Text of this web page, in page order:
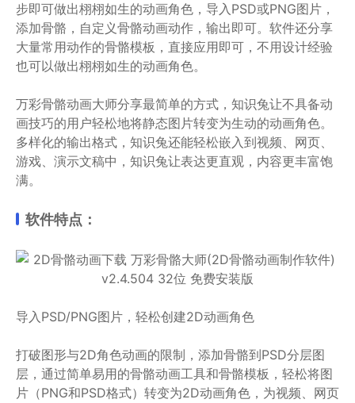
步即可做出栩栩如生的动画角色，导入PSD或PNG图片，
添加骨骼，自定义骨骼动画动作，输出即可。软件还分享
大量常用动作的骨骼模板，直接应用即可，不用设计经验
也可以做出栩栩如生的动画角色。
万彩骨骼动画大师分享最简单的方式，知识兔让不具备动
画技巧的用户轻松地将静态图片转变为生动的动画角色。
多样化的输出格式，知识兔还能轻松嵌入到视频、网页、
游戏、演示文稿中，知识兔让表达更直观，内容更丰富饱
满。
软件特点：
导入PSD/PNG图片，轻松创建2D动画角色
打破图形与2D角色动画的限制，添加骨骼到PSD分层图
层，通过简单易用的骨骼动画工具和骨骼模板，轻松将图
片（PNG和PSD格式）转变为2D动画角色，为视频、网页